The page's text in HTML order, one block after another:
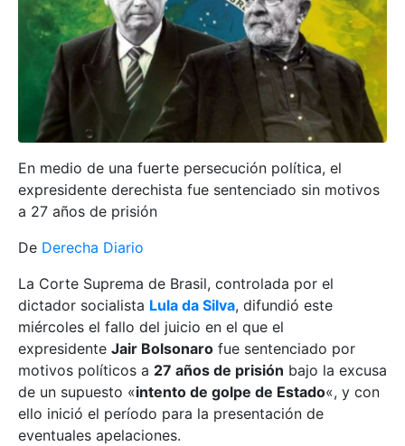
En medio de una fuerte persecución política, el
expresidente derechista fue sentenciado sin motivos
a 27 años de prisión
De Derecha Diario
La Corte Suprema de Brasil, controlada por el
dictador socialista Lula da Silva, difundió este
miércoles el fallo del juicio en el que el
expresidente Jair Bolsonaro fue sentenciado por
motivos políticos a 27 años de prisión bajo la excusa
de un supuesto «intento de golpe de Estado«, y con
ello inició el período para la presentación de
eventuales apelaciones.